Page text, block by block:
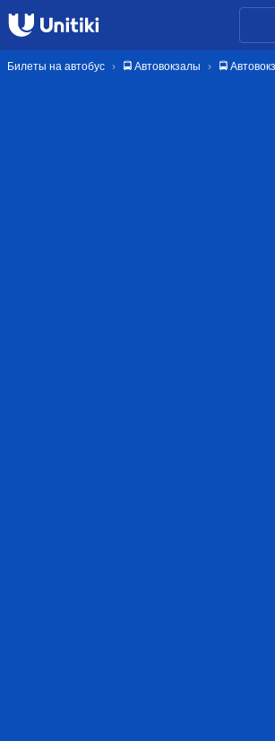
Билеты на автобус 🚍 Автовокзалы 🚍